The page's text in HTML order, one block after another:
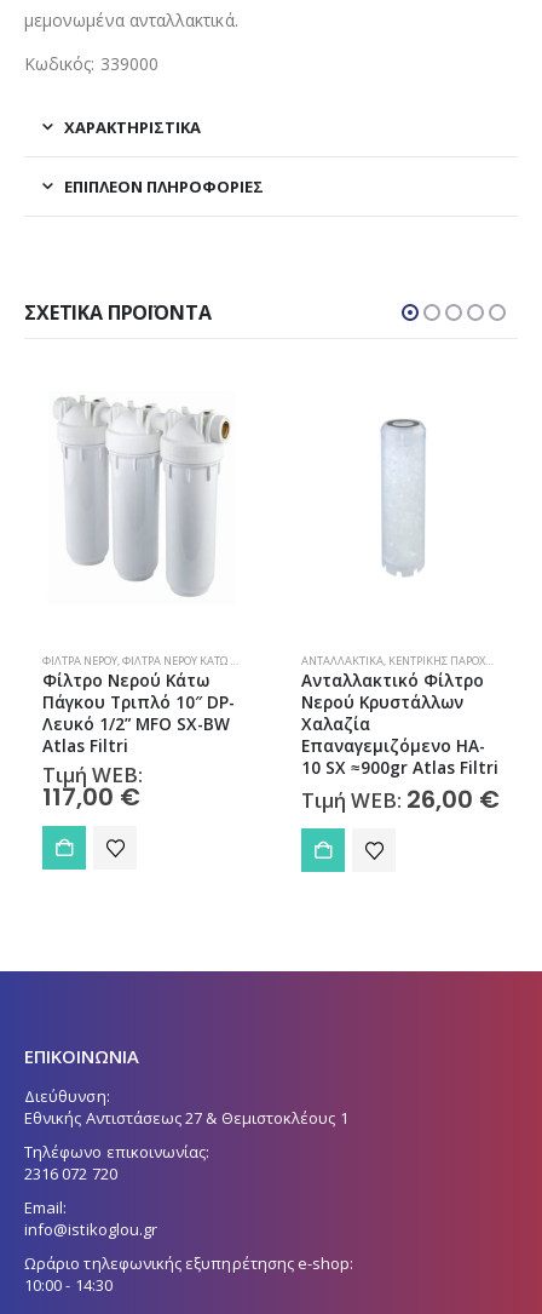
μεμονωμένα ανταλλακτικά.
Κωδικός: 339000
ΧΑΡΑΚΤΗΡΙΣΤΙΚΑ
ΕΠΙΠΛΈΟΝ ΠΛΗΡΟΦΟΡΊΕΣ
ΣΧΕΤΙΚΆ ΠΡΟΪΌΝΤΑ
ΦΊΛΤΡΑ ΝΕΡΟΎ
ΦΊΛΤΡΑ ΝΕΡΟΎ,ΦΊΛΤΡΑ ΝΕΡΟΎ ΚΆΤΩ ΠΆΓΚΟΥ
Φίλτρο Νερού Κάτω
Πάγκου Τριπλό 10″ DP-
Λευκό 1/2” MFO SX-BW
Atlas Filtri
Τιμή WEB:
117,00 €
ΑΝΤΑΛΛΑΚΤΙΚΆ, ΚΕΝΤΡΙΚΉΣ ΠΑΡΟΧΉΣ
Ανταλλακτικό Φίλτρο
Νερού Κρυστάλλων
Χαλαζία
Επαναγεμιζόμενo HA-
10 SX ≈900gr Atlas Filtri
Τιμή WEB: 26,00 €
ΕΠΙΚΟΙΝΩΝΙΑ
Διεύθυνση:
Εθνικής Αντιστάσεως 27 & Θεμιστοκλέους 1
Τηλέφωνο επικοινωνίας:
2316 072 720
Email:
info@istikoglou.gr
Ωράριο τηλεφωνικής εξυπηρέτησης e-shop:
10:00 - 14:30